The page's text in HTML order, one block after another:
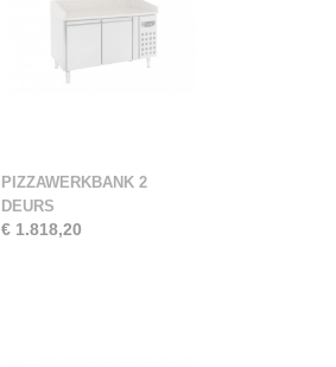
PIZZAWERKBANK 2
DEURS
€ 1.818,20